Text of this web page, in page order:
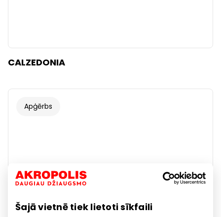
Šajā vietnē tiek lietoti sīkfaili
CALZEDONIA
Apģērbs